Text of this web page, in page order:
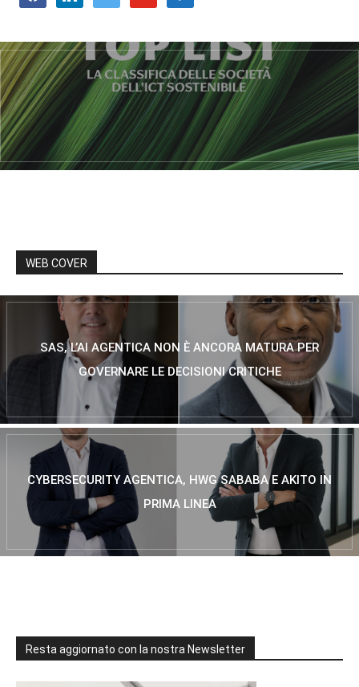
WEB COVER
SAS, L’AI AGENTICA NON È ANCORA MATURA PER
GOVERNARE LE DECISIONI CRITICHE
CYBERSECURITY AGENTICA, HWG SABABA E AKITO IN
PRIMA LINEA
Resta aggiornato con la nostra Newsletter